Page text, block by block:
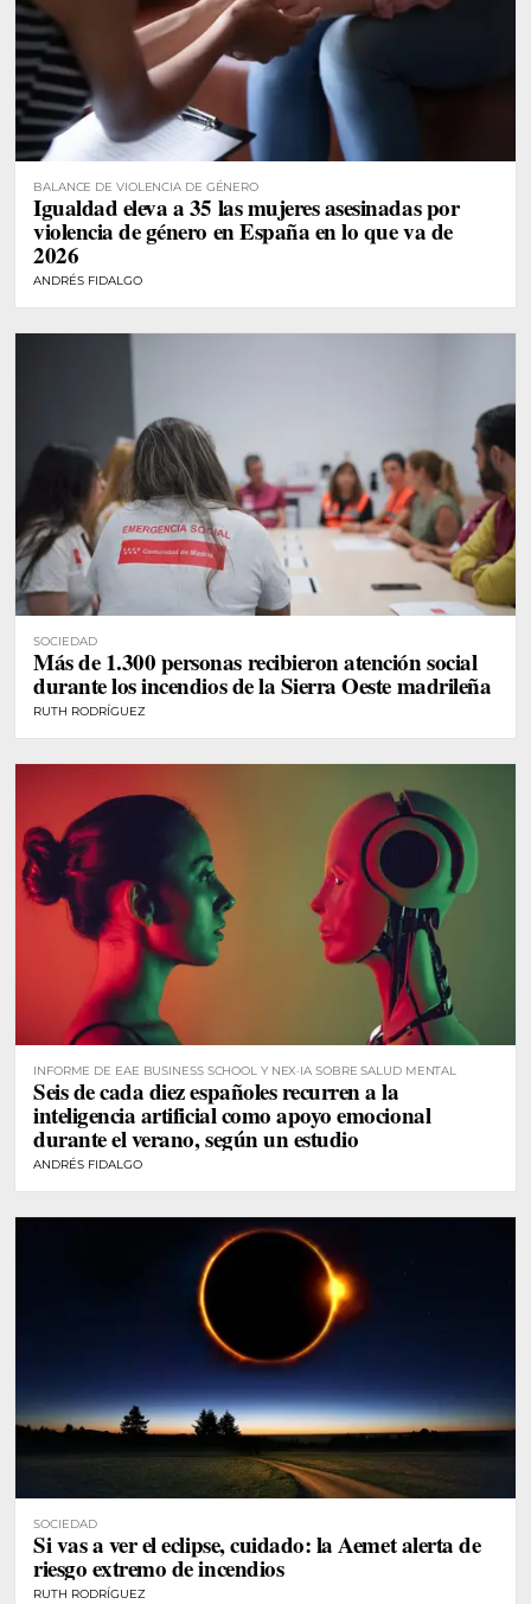
BALANCE DE VIOLENCIA DE GÉNERO
Igualdad eleva a 35 las mujeres asesinadas por
violencia de género en España en lo que va de
2026
ANDRÉS FIDALGO
SOCIEDAD
Más de 1.300 personas recibieron atención social
durante los incendios de la Sierra Oeste madrileña
RUTH RODRÍGUEZ
INFORME DE EAE BUSINESS SCHOOL Y NEX·IA SOBRE SALUD MENTAL
Seis de cada diez españoles recurren a la
inteligencia artificial como apoyo emocional
durante el verano, según un estudio
ANDRÉS FIDALGO
SOCIEDAD
Si vas a ver el eclipse, cuidado: la Aemet alerta de
riesgo extremo de incendios
RUTH RODRÍGUEZ